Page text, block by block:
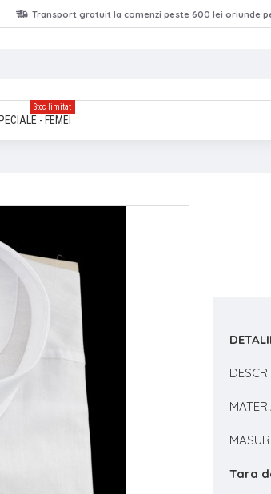
Transport gratuit la comenzi peste 600 lei oriunde
- FEMEI
Stoc limitat
Tara